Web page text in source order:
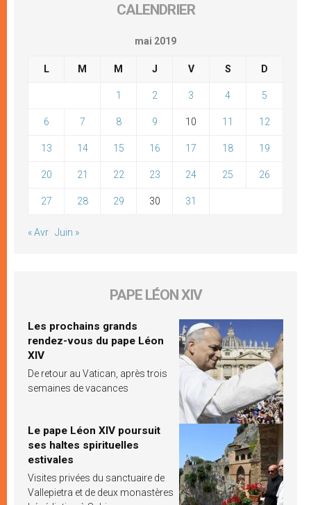
CALENDRIER
mai 2019
L M M J V S D
1 2 3 4 5
6 7 8 9 10 11 12
13 14 15 16 17 18 19
20 21 22 23 24 25 26
27 28 29 30 31
« Avr Juin »
PAPE LÉON XIV
Les prochains grands
rendez-vous du pape Léon
XIV
De retour au Vatican, après trois
semaines de vacances
Le pape Léon XIV poursuit
ses haltes spirituelles
estivales
Visites privées du sanctuaire de
Vallepietra et de deux monastères